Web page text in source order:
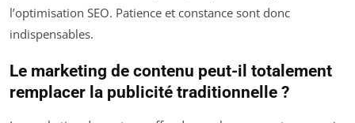
l’optimisation SEO. Patience et constance sont donc
indispensables.
Le marketing de contenu peut-il totalement
remplacer la publicité traditionnelle ?